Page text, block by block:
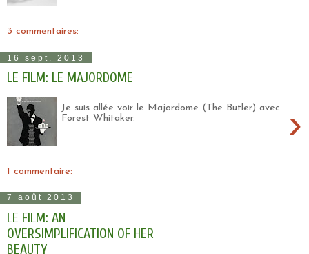
3 commentaires:
16 sept. 2013
LE FILM: LE MAJORDOME
›
Je suis allée voir le Majordome (The Butler) avec
Forest Whitaker.
1 commentaire:
7 août 2013
LE FILM: AN
OVERSIMPLIFICATION OF HER
BEAUTY